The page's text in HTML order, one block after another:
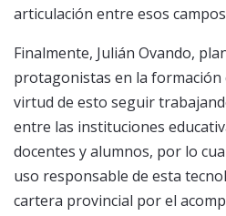
articulación entre esos
Finalmente, Julián Ovando,
protagonistas en la formación
virtud de esto seguir
entre las instituciones
docentes y alumnos, por lo
uso responsable de esta
cartera provincial por el